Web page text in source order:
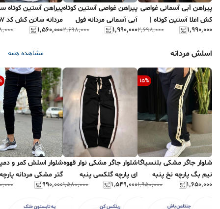
پیراهن آبی آسمانی غواصی
کش اعلا آستین کوتاه |
تضمین بهترین قیمت و
۱٬۹۹۰٬۰۰۰ ۲٬۶۹۸٬۰۰۰
پیراهن غواصی آستین کوتاه
آبی آسمانی مردانه فول
کش اعلا درجه یک#
۱٬۹۹۰٬۰۰۰ ۲٬۶۹۸٬۰۰۰
پیراهن آستین کوتاه
مردانه ساتن کش کد ۷۵۷
۱٬۵۶۰٬۰۰۰
اسلش مردانه مشاهده همه
15%
شلوار جاگر مشکی بلنسیاگا
نیم بگ پارچه نخ پنبه
گلکسی گرماژ بالا
۱٬۶۵۰٬۰۰۰ ۱٬۹۵۰٬۰۰۰
شلوار جاگر مشکی نوار قهوه
ای پارچه گلکسی پنبه
مردانه کد ۳۹۰
۱٬۵۴۹٬۰۰۰ ۱٬۵۸۰٬۰۰۰
شلوار اسلش کمر و
گتر مشکی مردانه پارچه
بنگال پنبه فول کش
۹۹۰٬۰۰۰